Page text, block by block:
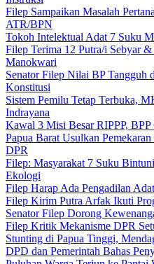
Filep Sampaikan Masalah
ATR/BPN
Tokoh Intelektual Adat 7 Suku
Filep Terima 12 Putra/i Sebyar
Manokwari
Senator Filep Nilai BP Tangguh
Konstitusi
Sistem Pemilu Tetap Terbuka,
Indrayana
Kawal 3 Misi Besar RIPPP,
Papua Barat Usulkan
DPR
Filep: Masyarakat 7 Suku
Ekologi
Filep Harap Ada Pengadilan
Filep Kirim Putra Arfak Ikuti
Senator Filep Dorong
Filep Kritik Mekanisme DPR
Stunting di Papua Tinggi,
DPD dan Pemerintah Bahas